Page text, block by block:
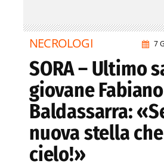
7
NECROLOGI
SORA – Ultimo
giovane Fabiano
Baldassarra:
nuova stella
cielo!»